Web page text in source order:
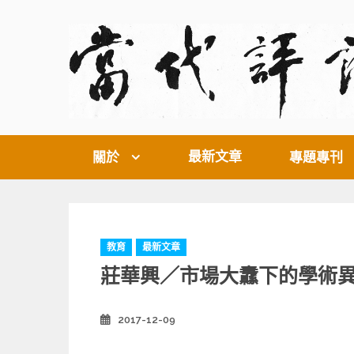
關於 最新文章 專題專刊
C
a
t
o
教育 最新文章
莊華興／市場大纛下的學術
2017-12-09